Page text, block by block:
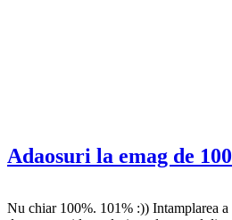
Adaosuri la emag de
Nu chiar 100%. 101% :)) Intamplarea a